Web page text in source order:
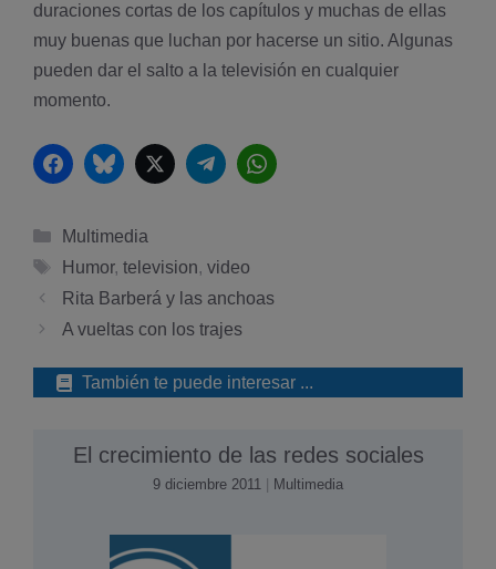
duraciones cortas de los capí­tulos y muchas de ellas
muy buenas que luchan por hacerse un sitio. Algunas
pueden dar el salto a la televisión en cualquier
momento.
FacebookBluesky Twitter Telegram
Categorías
Multimedia
Etiquetas
Humor, television, video
Rita Barberá y las anchoas
A vueltas con los trajes
También te puede interesar ...
El crecimiento de las redes sociales
9 diciembre 2011 Multimedia